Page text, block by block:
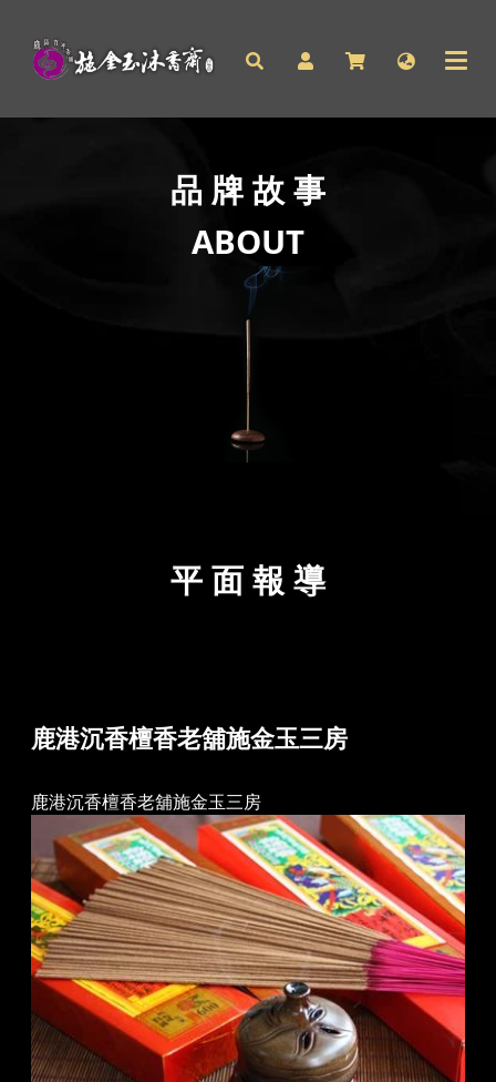
品 牌 故事
ABOUT
平 面 報 導
鹿港沉香檀香老舖施金玉三房
鹿港沉香檀香老舖施金玉三房